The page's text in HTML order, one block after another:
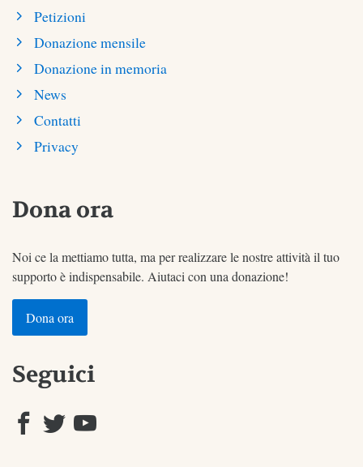
Petizioni
Donazione mensile
Donazione in memoria
News
Contatti
Privacy
Dona ora
Noi ce la mettiamo tutta, ma per realizzare le nostre attività il tuo
supporto è indispensabile. Aiutaci con una donazione!
Dona ora
Seguici